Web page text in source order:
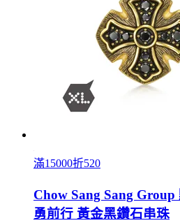
滿15000折520
Chow Sang Sang
勇前行 黃金黑鑽石串珠